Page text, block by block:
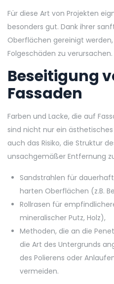
Für diese Art von Projekten
besonders gut. Dank ihrer
Oberflächen gereinigt
Folgeschäden zu verursachen.
Beseitigung
Fassaden
Farben und Lacke, die auf
sind nicht nur ein
auch das Risiko, die Struktur
unsachgemäßer Entfernung
Sandstrahlen für
harten Oberflächen (z.B.
Rollrasen für
mineralischer Putz, Holz),
Methoden, die an die
die Art des Untergrunds
des Polierens oder
vermeiden.